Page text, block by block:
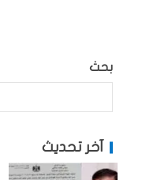
بحث
آخر تحديث